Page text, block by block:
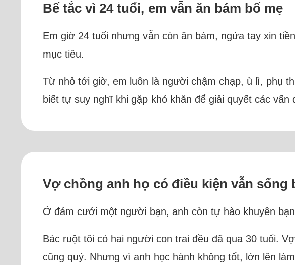
Bế tắc vì 24 tuổi, em vẫn ăn bám bố mẹ
Em giờ 24 tuổi nhưng vẫn còn ăn bám, ngửa tay xin
mục tiêu.
Từ nhỏ tới giờ, em luôn là người chậm chạp, ù lì, phụ
biết tự suy nghĩ khi gặp khó khăn để giải quyết các
Vợ chồng anh họ có điều kiện vẫn sống
Ở đám cưới một người bạn, anh còn tự hào khuyên
Bác ruột tôi có hai người con trai đều đã qua 30 tuổi.
cũng quý. Nhưng vì anh học hành không tốt, lớn lên